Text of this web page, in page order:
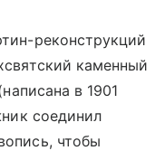
реконструкций
каменный
в 1901
соединил
чтобы